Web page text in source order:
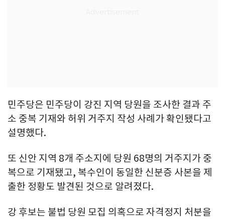
민주당은 민주당이 강진 지역 당원을 조사한 결과 주
소 중복 기재와 허위 거주지 작성 사례가 확인됐다고
설명했다.
또 신안 지역 8개 주소지에 당원 68명의 거주지가 중
복으로 기재됐고, 복수인이 동일한 신분증 사본을 제
출한 정황도 발견된 것으로 알려졌다.
강 후보는 불법 당원 모집 의혹으로 자격정지 처분을